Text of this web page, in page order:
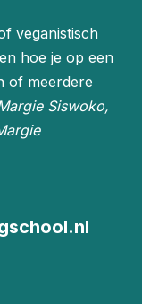
veganistisch
hoe je op een
of meerdere
Siswoko,